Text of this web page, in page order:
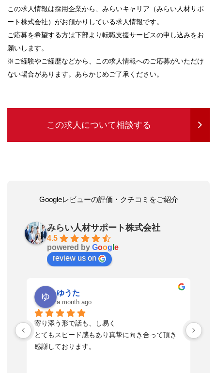
この求人情報は採用企業から、みらいキャリア（みらい人材サポ
ート株式会社）がお預かりしている求人情報です。
ご応募を希望する方は下部より転職支援サービスの申し込みをお
願いします。
※ご経験やご経歴などから、この求人情報へのご応募がいただけ
ない場合があります。あらかじめご了承ください。
この求人について相談する
Googleレビューの評価・クチコミをご紹介
みらい人材サポート株式会社
4.5
powered by Goog e
review us on
ゆうた
a month ago
寄り添う形で話も、し易く
とてもスピード感もあり真摯に向き合って頂き
感謝しております。